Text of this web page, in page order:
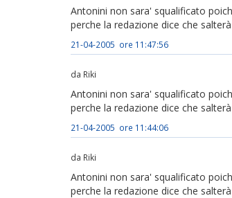
Antonini non sara' squalificato
perche la redazione dice che
21-04-2005 ore 11:47:56
da Riki
Antonini non sara' squalificato
perche la redazione dice che
21-04-2005 ore 11:44:06
da Riki
Antonini non sara' squalificato
perche la redazione dice che